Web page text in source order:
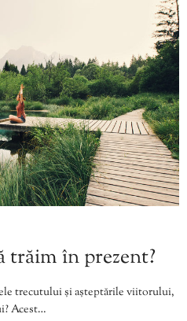
trăim în prezent?
trecutului și așteptările viitorului,
Acest…